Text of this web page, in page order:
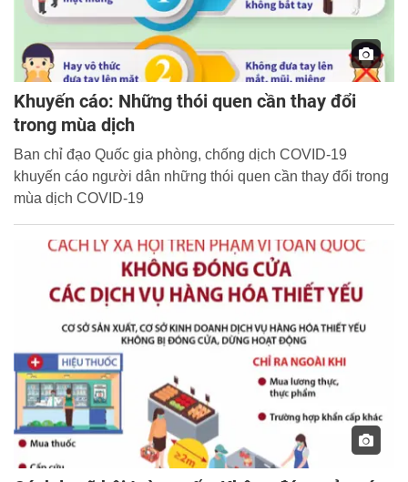
Khuyến cáo: Những thói quen cần thay đổi
trong mùa dịch
Ban chỉ đạo Quốc gia phòng, chống dịch COVID-19
khuyến cáo người dân những thói quen cần thay đổi trong
mùa dịch COVID-19